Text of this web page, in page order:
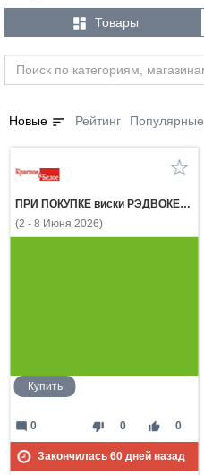
 Товары
Новые sort Рейтинг Популярные
ПРИ ПОКУПКЕ виски РЭДВОКЕР 0.5л газ.напиток ЭКСПОРТ СТАЙЛ КЛАССИК КОЛА 0.5л за 1 рубль
(2 - 8 Июня 2026)
Купить
thumb_down 0 thumb_up 0
mode_comment 0
Закончилась 60дней назад